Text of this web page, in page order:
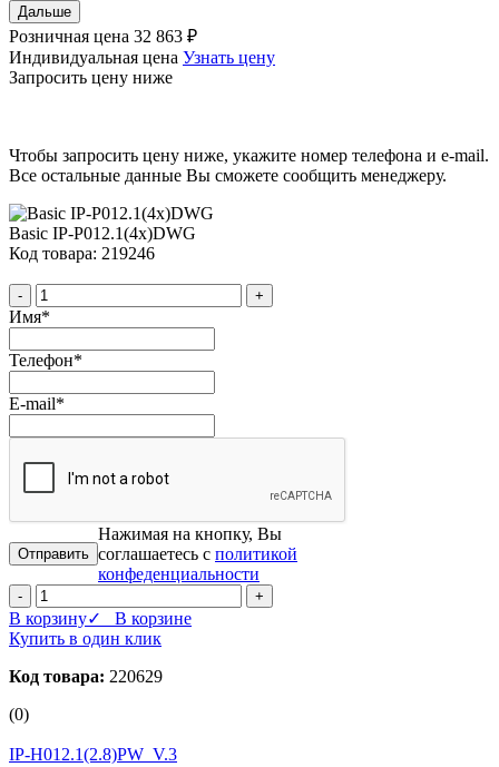
Дальше
Розничная цена 32 863 ₽
Индивидуальная цена Узнать цену
Запросить цену ниже
Чтобы запросить цену ниже, укажите номер телефона и e-mail.
Все остальные данные Вы сможете сообщить менеджеру.
Basic IP-P012.1(4x)DWG
Код товара: 219246
- +
Имя*
Телефон*
E-mail*
Нажимая на кнопку, Вы
соглашаетесь с политикой
конфеденциальности
- +
В корзину✓ В корзине
Купить в один клик
Код товара: 220629
(0)
IP-H012.1(2.8)PW_V.3